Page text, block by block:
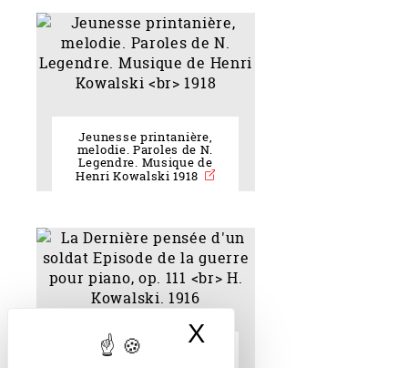
X
Jeunesse printanière,
melodie. Paroles de N.
Legendre. Musique de
Henri Kowalski 1918
La Dernière pensée d'un